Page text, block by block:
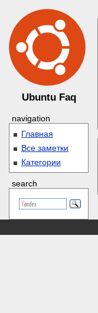
Ubuntu Faq
navigation
Главная
Все заметки
Категории
search